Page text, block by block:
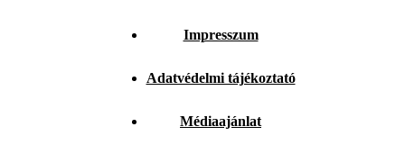
Impresszum
Adatvédelmi tájékoztató
Médiaajánlat